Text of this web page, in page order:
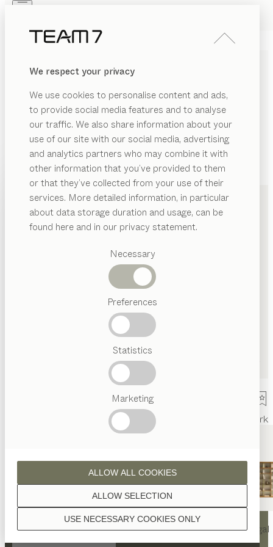
We respect your privacy
We use cookies to personalise content and ads,
to provide social media features and to analyse
our traffic. We also share information about your
use of our site with our social media, advertising
and analytics partners who may combine it with
other information that you’ve provided to them
or that they’ve collected from your use of their
services. More detailed information, in particular
about data storage duration and usage, can be
found here and in our privacy statement.
Necessary
Preferences
Statistics
Marketing
USE NECESSARY COOKIES ONLY
ALLOW SELECTION
ALLOW ALL COOKIES
PRODUKTE
INSPIRATION
HÄNDLER
Vorgeschlagene
Kategorien
Österreichisches
Handwerk
nyaTisch nyaStuhl filignoRegal
PRODUKTE
INSPIRATION
ÜBER UNS
+49 40 32908710
Referenzen Kontakt
KONTAKT
TEAM 7 Hamburg City